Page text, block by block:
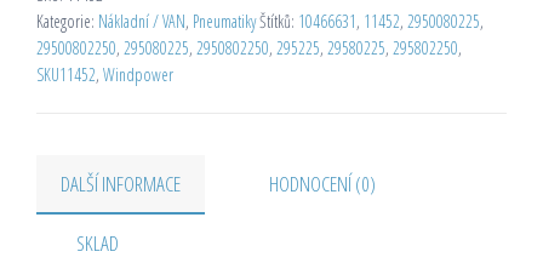
Kategorie: Nákladní / VAN, PneumatikyŠtítků: 10466631, 11452, 2950080225,
29500802250, 295080225, 2950802250, 295225, 29580225, 295802250,
SKU11452, Windpower
DALŠÍ INFORMACE HODNOCENÍ (0)
SKLAD